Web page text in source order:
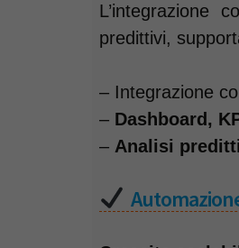
L’integrazione
predittivi,
– Integrazione
– Dashboard,
– Analisi